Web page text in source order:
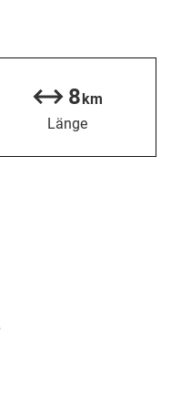
8km
Länge